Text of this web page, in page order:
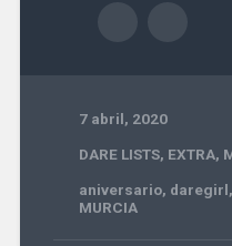
7 abril, 2020
DARE LISTS, EXTRA,
aniversario, daregirl,
MURCIA